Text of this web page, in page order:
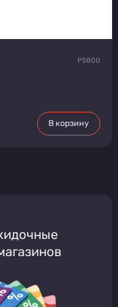
P5800
В корзину